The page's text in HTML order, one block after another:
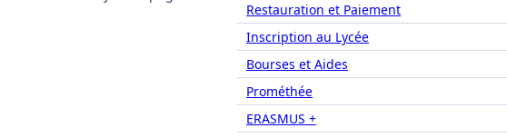
Restauration et Paiement
Inscription au Lycée
Bourses et Aides
Prométhée
ERASMUS +